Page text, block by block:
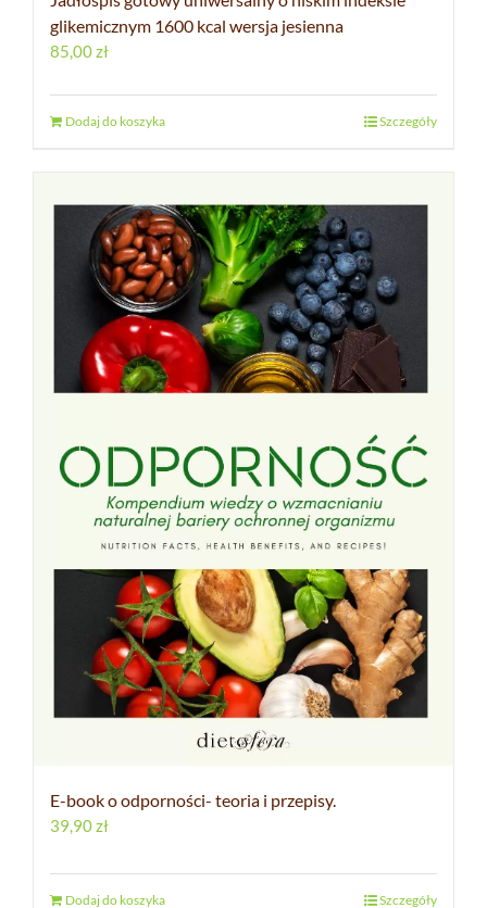
glikemicznym 1600 kcal wersja jesienna
85,00zł
Dodaj do koszyka Szczegóły
E-book o odporności- teoria i przepisy.
39,90zł
Dodaj do koszyka Szczegóły